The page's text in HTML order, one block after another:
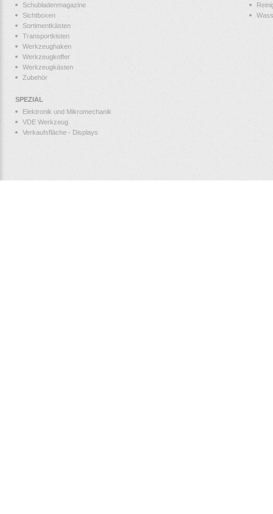
Schubladenmagazine
Sichtboxen
Sortimentkästen
Transportkisten
Werkzeughaken
Werkzeugkoffer
Werkzeugkästen
Zubehör
SPEZIAL
Elektronik und Mikromechanik
VDE Werkzeug
Verkaufsfläche - Displays